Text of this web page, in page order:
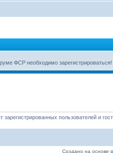
ФСР необходимо зарегистрироваться!
пользователей и
Создано на основе